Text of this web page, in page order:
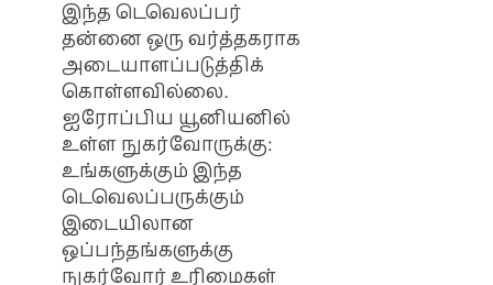
இந்த டெவெலப்பர்
தன்னை ஒரு வர்த்தகராக
அடையாளப்படுத்திக்
கொள்ளவில்லை.
ஐரோப்பிய யூனியனில்
உள்ள நுகர்வோருக்கு:
உங்களுக்கும் இந்த
டெவெலப்பருக்கும்
இடையிலான
ஒப்பந்தங்களுக்கு
நுகர்வோர் உரிமைகள்